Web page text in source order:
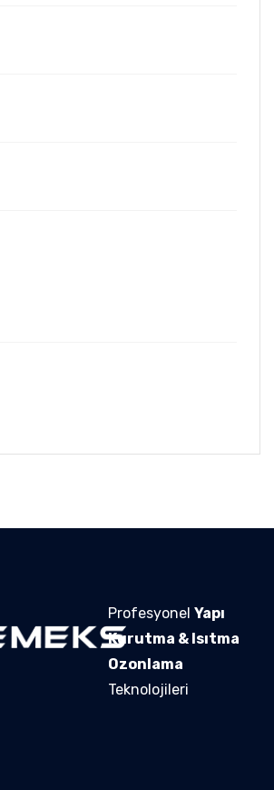
Profesyonel Yapı
Kurutma & Isıtma
Ozonlama
Teknolojileri